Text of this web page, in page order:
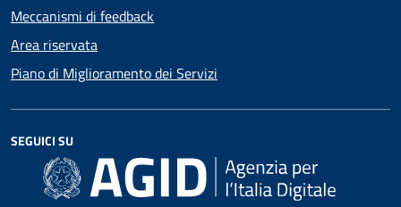
Meccanismi di feedback
Area riservata
Piano di Miglioramento dei Servizi
SEGUICI SU